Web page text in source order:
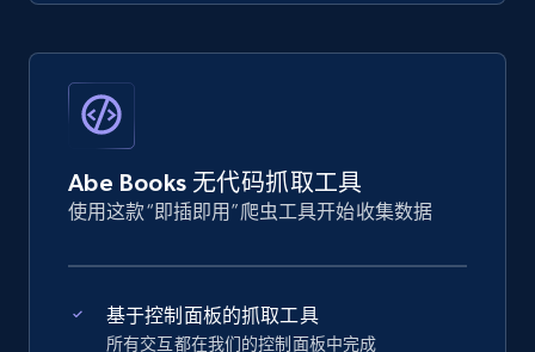
Abe Books 无代码抓取工具
使用这款“即插即用”爬虫工具开始收集数据
基于控制面板的抓取工具
所有交互都在我们的控制面板中完成